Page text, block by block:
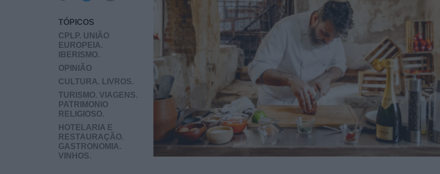
TÓPICOS
CPLP. UNIÃO
EUROPEIA.
IBERISMO.
OPINIÃO
CULTURA. LIVROS.
TURISMO. VIAGENS.
PATRIMONIO
RELIGIOSO.
HOTELARIA E
RESTAURAÇÃO.
GASTRONOMIA.
VINHOS.